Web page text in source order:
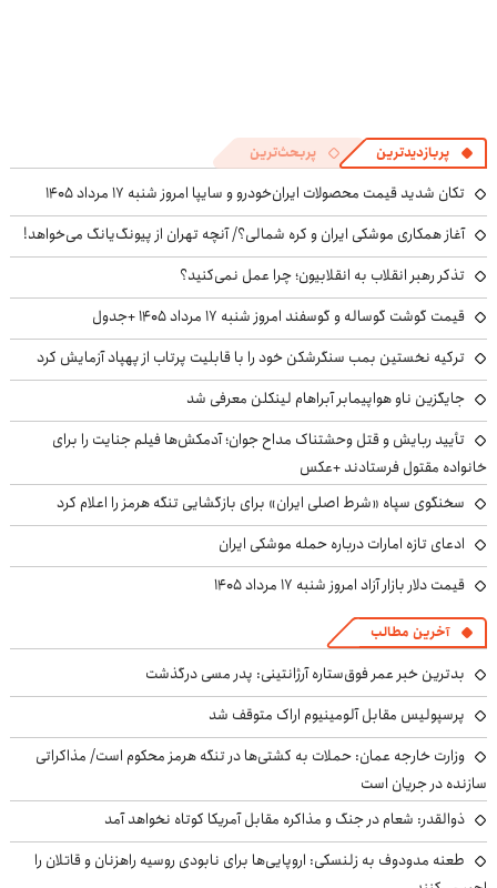
پربازدیدترین پربحث‌ترین
تکان شدید قیمت محصولات ایران‌خودرو و سایپا امروز شنبه ۱۷ مرداد ۱۴۰۵
آغاز همکاری موشکی ایران و کره شمالی؟/ آنچه تهران از پیونگ‌یانگ می‌خواهد!
تذکر رهبر انقلاب به انقلابیون؛ چرا عمل نمی‌کنید؟
قیمت گوشت گوساله و گوسفند امروز شنبه ۱۷ مرداد ۱۴۰۵ +جدول
ترکیه نخستین بمب سنگرشکن خود را با قابلیت پرتاب از پهپاد آزمایش کرد
جایگزین ناو هواپیمابر آبراهام لینکلن معرفی شد
تأیید ربایش و قتل وحشتناک مداح جوان؛ آدمکش‌ها فیلم جنایت را برای
خانواده مقتول فرستادند +عکس
سخنگوی سپاه «شرط اصلی ایران» برای بازگشایی تنگه هرمز را اعلام کرد
ادعای تازه امارات درباره حمله موشکی ایران
قیمت دلار بازار آزاد امروز شنبه ۱۷ مرداد ۱۴۰۵
آخرین مطالب
بدترین خبر عمر فوق‌ستاره آرژانتینی: پدر مسی درگذشت
پرسپولیس مقابل آلومینیوم اراک متوقف شد
وزارت خارجه عمان: حملات به کشتی‌ها در تنگه هرمز محکوم است/ مذاکراتی
سازنده در جریان است
ذوالقدر: شعام در جنگ و مذاکره مقابل آمریکا کوتاه نخواهد آمد
طعنه مدودوف به زلنسکی: اروپایی‌ها برای نابودی روسیه راهزنان و قاتلان را